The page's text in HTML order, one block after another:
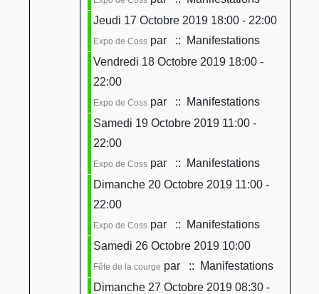
Jeudi 17 Octobre 2019 18:00 - 22:00
Expo de Cosspar
:: Manifestations
Vendredi 18 Octobre 2019 18:00 -
22:00
Expo de Cosspar
:: Manifestations
Samedi 19 Octobre 2019 11:00 -
22:00
Expo de Cosspar
:: Manifestations
Dimanche 20 Octobre 2019 11:00 -
22:00
Expo de Cosspar
:: Manifestations
Samedi 26 Octobre 2019 10:00
Fête de la courge par
:: Manifestations
Dimanche 27 Octobre 2019 08:30 -